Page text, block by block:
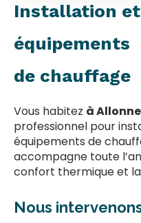
Installation
équipements
de chauffage
Vous habitez à
professionnel pour
équipements de
accompagne toute
confort thermique et
Nous